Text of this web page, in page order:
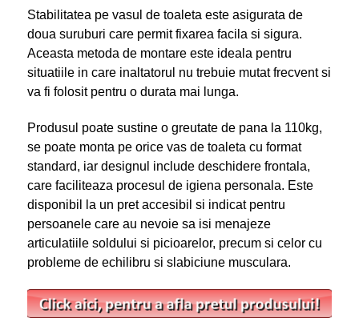
Stabilitatea pe vasul de toaleta este asigurata de
doua suruburi care permit fixarea facila si sigura.
Aceasta metoda de montare este ideala pentru
situatiile in care inaltatorul nu trebuie mutat frecvent si
va fi folosit pentru o durata mai lunga.
Produsul poate sustine o greutate de pana la 110kg,
se poate monta pe orice vas de toaleta cu format
standard, iar designul include deschidere frontala,
care faciliteaza procesul de igiena personala. Este
disponibil la un pret accesibil si indicat pentru
persoanele care au nevoie sa isi menajeze
articulatiile soldului si picioarelor, precum si celor cu
probleme de echilibru si slabiciune musculara.